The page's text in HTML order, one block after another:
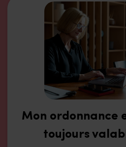
Mon ordonnance
toujours